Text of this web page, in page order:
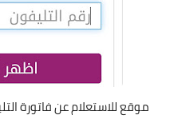
موقع للاستعلام عن فاتورة